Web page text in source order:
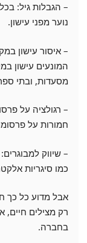
– הגבלות גיל:
נוער מפני עישון.
– איסור עישון
המונעים עישון
מסעדות, ובתי
– רגולציה על
חמורות על
– שיווק
כמו סיגריות
אבל מדוע כל כך
רק מצילים חיים,
בחברה.